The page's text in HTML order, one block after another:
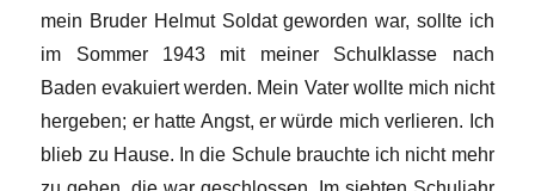
mein Bruder Helmut Soldat geworden war, sollte ich
im Sommer 1943 mit meiner Schulklasse nach
Baden evakuiert werden. Mein Vater wollte mich nicht
hergeben; er hatte Angst, er würde mich verlieren. Ich
blieb zu Hause. In die Schule brauchte ich nicht mehr